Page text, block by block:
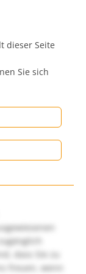
dieser Seite
Sie sich
dass Sie zu
freuen, wenn